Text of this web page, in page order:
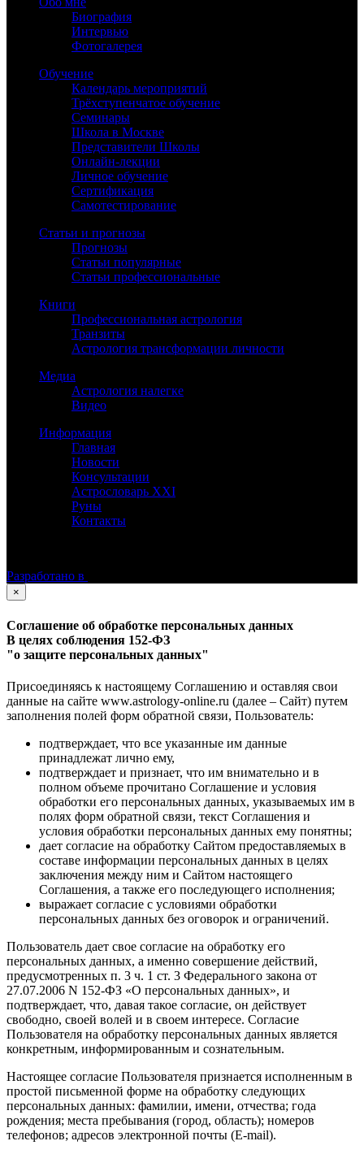
Биография
Интервью
Фотогалерея
Обучение
Календарь мероприятий
Трёхступенчатое обучение
Семинары
Школа в Москве
Представители Школы
Онлайн-лекции
Личное обучение
Сертификация
Самотестирование
Статьи и прогнозы
Прогнозы
Статьи популярные
Статьи профессиональные
Книги
Профессиональная астрология
Транзиты
Астрология трансформации личности
Медиа
Астрология налегке
Видео
Информация
Главная
Новости
Консультации
Астрословарь XXI
Руны
Контакты
Разработано в
×
Соглашение об обработке персональных данных
В целях соблюдения 152-ФЗ
"о защите персональных данных"
Присоединяясь к настоящему Соглашению и оставляя свои
данные на сайте www.astrology-online.ru (далее – Сайт) путем
заполнения полей форм обратной связи, Пользователь:
подтверждает, что все указанные им данные
принадлежат лично ему,
подтверждает и признает, что им внимательно и в
полном объеме прочитано Соглашение и условия
обработки его персональных данных, указываемых им в
полях форм обратной связи, текст Соглашения и
условия обработки персональных данных ему понятны;
дает согласие на обработку Сайтом предоставляемых в
составе информации персональных данных в целях
заключения между ним и Сайтом настоящего
Соглашения, а также его последующего исполнения;
выражает согласие с условиями обработки
персональных данных без оговорок и ограничений.
Пользователь дает свое согласие на обработку его
персональных данных, а именно совершение действий,
предусмотренных п. 3 ч. 1 ст. 3 Федерального закона от
27.07.2006 N 152-ФЗ «О персональных данных», и
подтверждает, что, давая такое согласие, он действует
свободно, своей волей и в своем интересе. Согласие
Пользователя на обработку персональных данных является
конкретным, информированным и сознательным.
Настоящее согласие Пользователя признается исполненным в
простой письменной форме на обработку следующих
персональных данных: фамилии, имени, отчества; года
рождения; места пребывания (город, область); номеров
телефонов; адресов электронной почты (E-mail).